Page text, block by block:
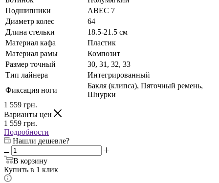
Подшипники
ABEC 7
Диаметр колес
64
Длина стельки
18.5-21.5 см
Материал кафа
Пластик
Материал рамы
Композит
Размер точный
30, 31, 32, 33
Тип лайнера
Интегрированный
Фиксация ноги
Бакля (клипса), Пяточный ремень,
Шнурки
1 559 грн.
Варианты цен
1 559 грн.
Подробности
Нашли дешевле?
В корзину
Купить в 1 клик